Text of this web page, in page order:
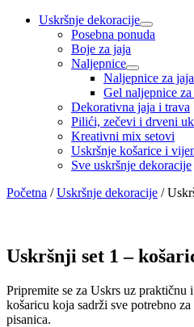
Uskršnje dekoracije
Posebna ponuda
Boje za jaja
Naljepnice
Naljepnice za jaja
Gel naljepnice
Dekorativna jaja i trava
Pilići, zečevi i drveni
Kreativni mix setovi
Uskršnje košarice i
Sve uskršnje dekoracije
Početna / Uskršnje dekoracije /
Uskršnji set 1 –
Pripremite se za Uskrs uz praktičnu
košaricu koja sadrži sve potrebno
pisanica.